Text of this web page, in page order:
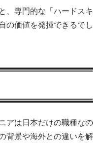
、専門的な「ハードスキ
の価値を発揮できるでし
アは日本だけの職種なの
背景や海外との違いを解